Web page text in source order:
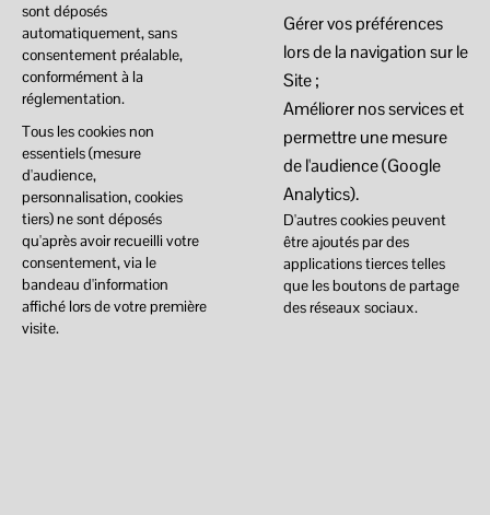
sont déposés
automatiquement, sans
consentement préalable,
conformément à la
réglementation.
Tous les cookies non
essentiels (mesure
d'audience,
personnalisation, cookies
tiers) ne sont déposés
qu'après avoir recueilli votre
consentement, via le
bandeau d'information
affiché lors de votre première
visite.
Gérer vos préférences
lors de la navigation sur le
Site ;
Améliorer nos services et
permettre une mesure
de l'audience (Google
Analytics).
D'autres cookies peuvent
être ajoutés par des
applications tierces telles
que les boutons de partage
des réseaux sociaux.